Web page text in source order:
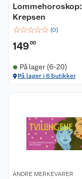
Lommehoroskop:
Krepsen
☆☆☆☆☆ (0)
14900
På lager (6-20)
På lager i 6 butikker
ANDRE MERKEVARER